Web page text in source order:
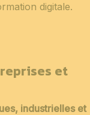
digitale.
et
industrielles et